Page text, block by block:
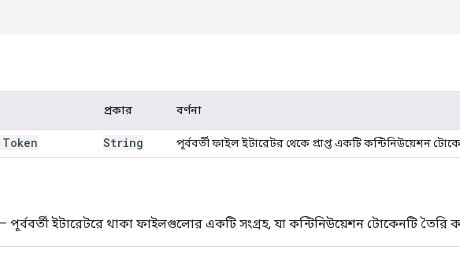
প্রকার বর্ণনা
String পূর্ববর্তী ফাইল ইটারেটর থেকে প্রাপ্ত একটি কন্টিনিউয়েশন
পূর্ববর্তী ইটারেটরে থাকা ফাইলগুলোর একটি সংগ্রহ, যা কন্টিনিউয়েশন টোকেনটি তৈরি